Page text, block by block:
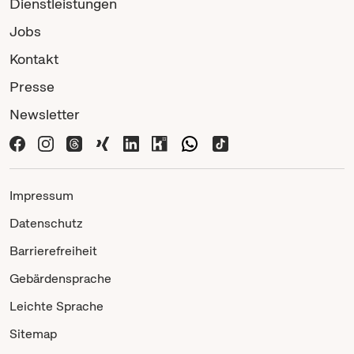
Dienstleistungen
Jobs
Kontakt
Presse
Newsletter
Impressum
Datenschutz
Barrierefreiheit
Gebärdensprache
Leichte Sprache
Sitemap